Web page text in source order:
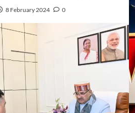
8 February 2024 0